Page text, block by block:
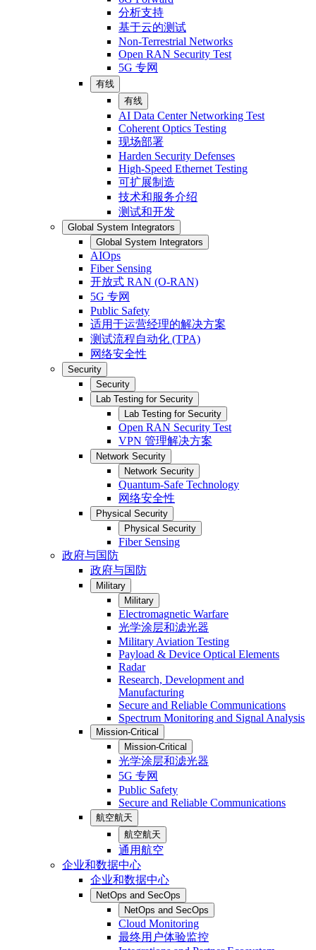
分析支持
基于云的测试
Non-Terrestrial Networks
Open RAN Security Test
5G 专网
有线
有线
AI Data Center Networking Test
Coherent Optics Testing
现场部署
Harden Security Defenses
High-Speed Ethernet Testing
可扩展制造
技术和服务介绍
测试和开发
Global System Integrators
Global System Integrators
AIOps
Fiber Sensing
开放式 RAN (O-RAN)
5G 专网
Public Safety
适用于运营经理的解决方案
测试流程自动化 (TPA)
网络安全性
Security
Security
Lab Testing for Security
Lab Testing for Security
Open RAN Security Test
VPN 管理解决方案
Network Security
Network Security
Quantum-Safe Technology
网络安全性
Physical Security
Physical Security
Fiber Sensing
政府与国防
政府与国防
Military
Military
Electromagnetic Warfare
光学涂层和滤光器
Military Aviation Testing
Payload & Device Optical Elements
Radar
Research, Development and
Manufacturing
Secure and Reliable Communications
Spectrum Monitoring and Signal Analysis
Mission-Critical
Mission-Critical
光学涂层和滤光器
5G 专网
Public Safety
Secure and Reliable Communications
航空航天
航空航天
通用航空
企业和数据中心
企业和数据中心
NetOps and SecOps
NetOps and SecOps
Cloud Monitoring
最终用户体验监控